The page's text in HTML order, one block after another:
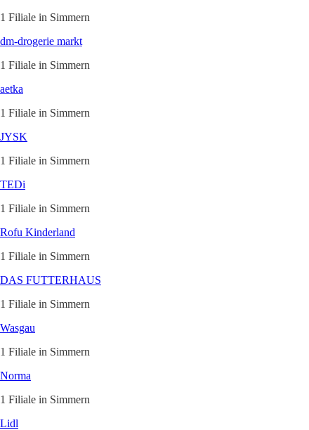
1 Filiale in Simmern
dm-drogerie markt
1 Filiale in Simmern
aetka
1 Filiale in Simmern
JYSK
1 Filiale in Simmern
TEDi
1 Filiale in Simmern
Rofu Kinderland
1 Filiale in Simmern
DAS FUTTERHAUS
1 Filiale in Simmern
Wasgau
1 Filiale in Simmern
Norma
1 Filiale in Simmern
Lidl